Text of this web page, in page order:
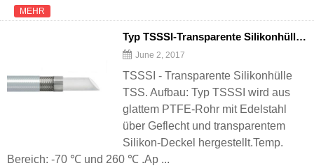
MEHR
Typ TSSSI-Transparente Silikonhülle TSS
June 2, 2017
TSSSI - Transparente Silikonhülle
TSS. Aufbau: Typ TSSSI wird aus
glattem PTFE-Rohr mit Edelstahl
über Geflecht und transparentem
Silikon-Deckel hergestellt.Temp.
Bereich: -70 ℃ und 260 ℃ .Ap ...